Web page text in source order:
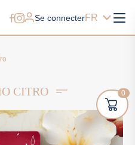
Se connecterFR
CITRO 0